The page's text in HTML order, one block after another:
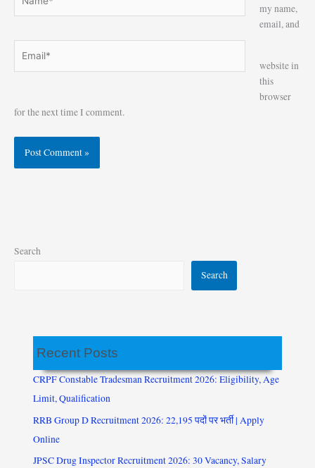
my name,
email, and
website in
this
browser
for the next time I comment.
Search
Search
Recent Posts
CRPF Constable Tradesman Recruitment 2026: Eligibility, Age
Limit, Qualification
RRB Group D Recruitment 2026: 22,195 पदों पर भर्ती | Apply
Online
JPSC Drug Inspector Recruitment 2026: 30 Vacancy, Salary